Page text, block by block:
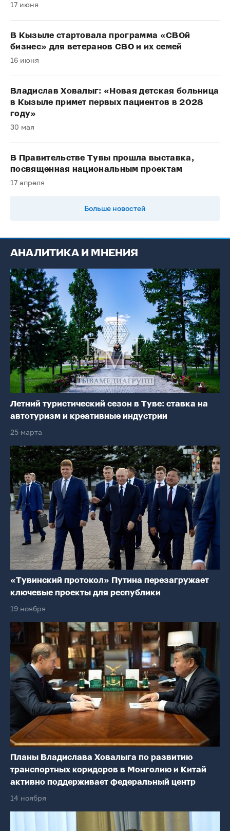
17 июня
В Кызыле стартовала программа «СВОй
бизнес» для ветеранов СВО и их семей
16 июня
Владислав Ховалыг: «Новая детская больница
в Кызыле примет первых пациентов в 2028
году»
30 мая
В Правительстве Тувы прошла выставка,
посвященная национальным проектам
17 апреля
Больше новостей
АНАЛИТИКА И МНЕНИЯ
Летний туристический сезон в Туве: ставка на
автотуризм и креативные индустрии
25 марта
«Тувинский протокол» Путина перезагружает
ключевые проекты для республики
19 ноября
Планы Владислава Ховалыга по развитию
транспортных коридоров в Монголию и Китай
активно поддерживает федеральный центр
14 ноября